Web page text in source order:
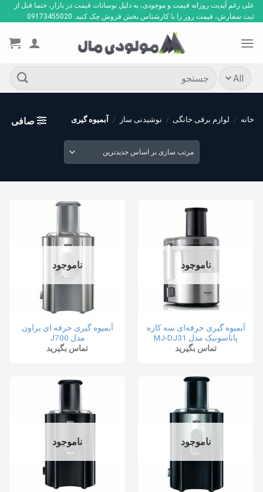
Skip
to
علی رغم آپدیت روزانه قیمت و موجودی، به دلیل نوسانات قیمت در بازار، حتما قبل از
ثبت سفارش، قیمت روز را با کارشناس بخش فروش چک کنید. 09173455020
جستجو
برای:
خانه / لوازم برقی خانگی / نوشیدنی ساز / آبمیوه گیری صافی
ناموجود
آبمیوه گیری حرفه‌ای سه کاره
پاناسونیک مدل MJ-DJ31
تماس بگیرید
ناموجود
آبمیوه گیری حرفه ای براون
مدل J700
تماس بگیرید
ناموجود ناموجود